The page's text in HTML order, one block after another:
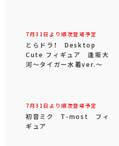
7月31日より順次登場予定
とらドラ！ Desktop
Cute フィギュア 逢坂大
河～タイガー水着ver.～
7月31日より順次登場予定
初音ミク T-most フィ
ギュア